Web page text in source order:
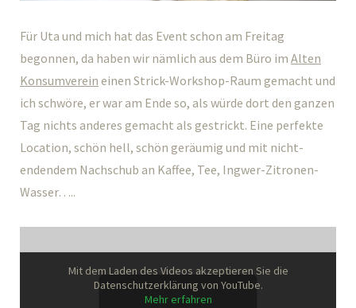
Für Uta und mich hat das Event schon am Freitag
begonnen, da haben wir nämlich aus dem Büro im Alten
Konsumverein einen Strick-Workshop-Raum gemacht und
ich schwöre, er war am Ende so, als würde dort den ganzen
Tag nichts anderes gemacht als gestrickt. Eine perfekte
Location, schön hell, schön geräumig und mit nicht-
endendem Nachschub an Kaffee, Tee, Ingwer-Zitronen-
Wasser…..
Mit dem Laden des Videos akzeptieren Sie die
Datenschutzerklärung von YouTube.
Mehr erfahren